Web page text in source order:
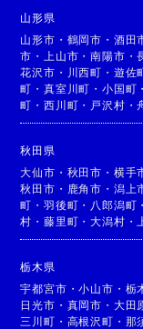
山形県
山形市 ・ 鶴岡市 ・ 酒田
市 ・ 上山市 ・南陽市 ・
花沢市 ・ 川西町 ・ 遊佐
町 ・真室川町 ・小国町
町 ・西川町 ・ 戸沢村 ・
秋田県
大仙市 ・ 秋田市 ・ 横手
秋田市 ・ 鹿角市 ・ 潟上
町 ・羽後町 ・ 八郎潟町
村 ・藤里町 ・大潟村 ・
栃木県
宇都宮市 ・小山市 ・ 栃
日光市 ・ 真岡市 ・ 大田
三川町 ・ 高根沢町 ・ 那